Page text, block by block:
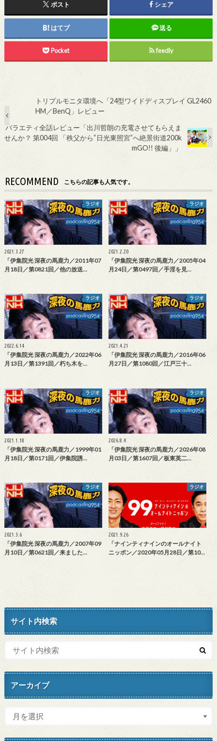
ポスト シェア
はてブ 送る
Pocket feedly
トリプルモニタ環境へ「24型ワイドディスプレイ GL2460
HM／BenQ」レビュー
バラエティ全話レビュー「出川哲朗の充電させてもらえま
せんか？ 第004回 「秩父から“日光東照宮”へ絶景街道200k
mGO!! 後編」」
RECOMMEND こちらの記事も人気です。
ラジオ
2021.3.27
「伊集院光 深夜の馬鹿力／2011年07
月18日／第0821回／他の放送…
ラジオ
2021.2.20
「伊集院光 深夜の馬鹿力／2005年04
月24日／第0497回／手淫を見…
ラジオ
2022.6.14
「伊集院光 深夜の馬鹿力／2022年06
月13日／第1391回／朽ち木を…
ラジオ
2021.4.21
「伊集院光 深夜の馬鹿力／2016年06
月27日／第1080回／江戸三十…
ラジオ
2021.1.18
「伊集院光 深夜の馬鹿力／1999年01
月18日／第0171回／伊集院誘…
ラジオ
2026.8.4
「伊集院光 深夜の馬鹿力／2026年08
月03日／第1607回／板東英二…
ラジオ
2021.3.6
「伊集院光 深夜の馬鹿力／2007年09
月10日／第0621回／来ました…
ラジオ
2021.9.26
「ナインティナインのオールナイト
ニッポン／2020年05月28日／第10…
サイト内検索
アーカイブ